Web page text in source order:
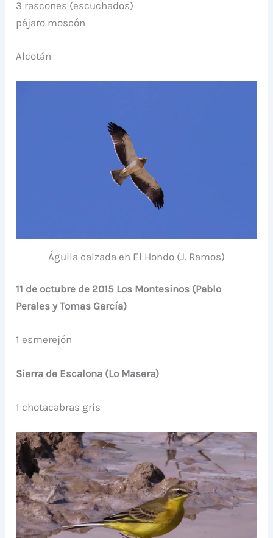
3 rascones (escuchados)
pájaro moscón
Alcotán
Águila calzada en El Hondo (J. Ramos)
11 de octubre de 2015 Los Montesinos (Pablo
Perales y Tomas García)
1 esmerejón
Sierra de Escalona (Lo Masera)
1 chotacabras gris